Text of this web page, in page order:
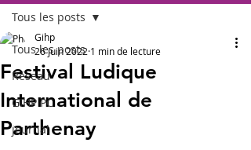
Tous les posts
Réseau
GIHP PC
journal
Tous les posts
Festival Ludique
International de
Parthenay
Gihp
26 juin 2022 1 min de lecture